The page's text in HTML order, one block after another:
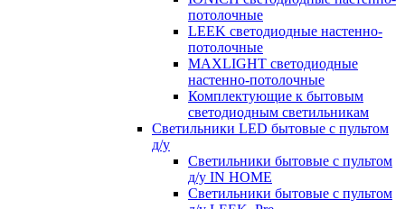
потолочные
LEEK светодиодные настенно-
потолочные
MAXLIGHT светодиодные
настенно-потолочные
Комплектующие к бытовым
светодиодным светильникам
Светильники LED бытовые с пультом
д/у
Светильники бытовые с пультом
д/у IN HOME
Светильники бытовые с пультом